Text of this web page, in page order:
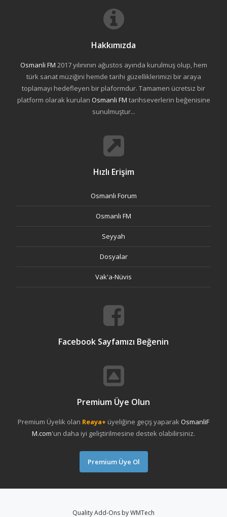
Hakkımızda
Osmanli FM 2017 yılınının ağustos ayında kurulmuş olup, hem
türk sanat müziğini hemde tarihi güzelliklerimizi bir araya
toplamayı hedefleyen bir plaformdur. Tamamen ücretsiz bir
platform olarak kurulan Osmanli FM tarihseverlerin beğenisine
sunulmuştur...
Hızlı Erişim
Osmanlı Forum
Osmanlı FM
Seyyah
Dosyalar
Vak'a-Nüvis
Facebook Sayfamızı Beğenin
Premium Üye Olun
Premium Üyelik olan Reaya+ üyeliğine geçiş yaparakOsmanliF
M.com'un daha iyi geliştirilmesine destek olabilirsiniz.
Premium Üye Ol
Quality Add-Ons by WMTech